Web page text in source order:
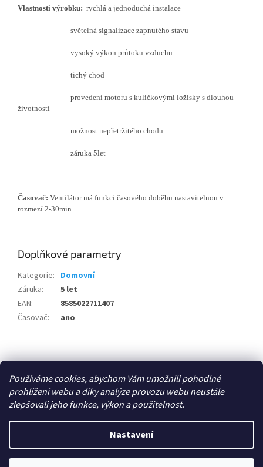
Používáme cookies, abychom Vám umožnili pohodlné
prohlížení webu a díky analýze provozu webu neustále
zlepšovali jeho funkce, výkon a použitelnost.
Nastavení
Vlastnosti výrobku: rychlá a jednoduchá instalace
světelná signalizace zapnutého stavu
vysoký výkon průtoku vzduchu
tichý chod
provedení motoru s kuličkovými ložisky s dlouhou
životností
možnost nepřetržitého chodu
záruka 5let
Časovač: Ventilátor má funkci časového doběhu nastavitelnou v
rozmezí 2-30min.
Doplňkové parametry
Kategorie: Domovní
Záruka:
5 let
EAN:
8585022711407
Časovač: ano
á
Copyright 2026E-shop - 3EL Group, s.r.o.. Všechna práva